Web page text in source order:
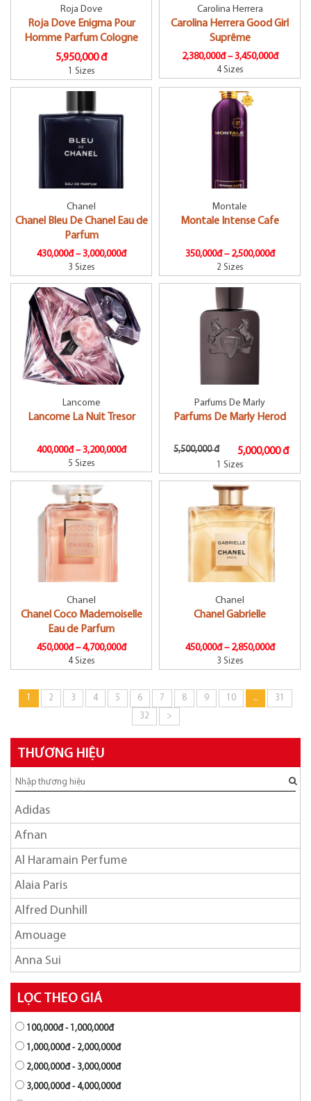
THƯƠNG HIỆU
Adidas
Afnan
Al Haramain Perfume
Alaia Paris
Alfred Dunhill
Amouage
Anna Sui
Ariana Grande
Armaf
Azzaro
Balmain
BANOBAGI
LỌC THEO GIÁ
100,000đ - 1,000,000đ
1,000,000đ - 2,000,000đ
2,000,000đ - 3,000,000đ
3,000,000đ - 4,000,000đ
Roja Dove
Roja Dove Enigma Pour
Homme Parfum Cologne
5,950,000 đ
1 Sizes
Carolina Herrera
Carolina Herrera Good Girl
Suprême
2,380,000đ –3,450,000đ
4 Sizes
Chanel
Chanel Bleu De Chanel Eau de
Parfum
430,000đ –3,000,000đ
3 Sizes
Montale
Montale Intense Cafe
350,000đ – 2,500,000đ
2 Sizes
Lancome
Lancome La Nuit Tresor
400,000đ –3,200,000đ
5 Sizes
Parfums De Marly
Parfums De Marly Herod
5,500,000 đ 5,000,000 đ
1 Sizes
Chanel
Chanel Coco Mademoiselle
Eau de Parfum
450,000đ –4,700,000đ
4 Sizes
Chanel
Chanel Gabrielle
450,000đ – 2,850,000đ
3 Sizes
1 2 3 4 5 6 7 8 9 10 ...
31
32
>